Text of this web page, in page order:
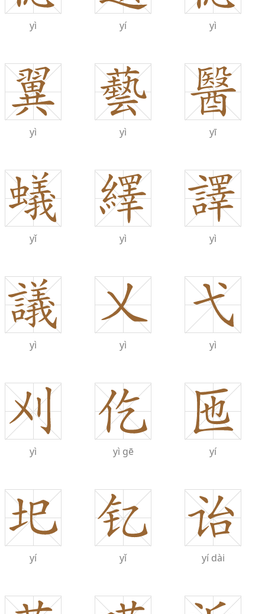
yì yí yì
yì yì yī
yǐ yì yì
yì yì yì
yì yì gē yí
yí yǐ yí dài